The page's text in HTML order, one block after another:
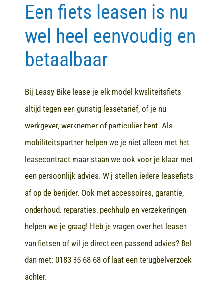
Contact
Een fiets leasen is nu
wel heel eenvoudig en
betaalbaar
Bij Leasy Bike lease je elk model kwaliteitsfiets
altijd tegen een gunstig leasetarief, of je nu
werkgever, werknemer of particulier bent. Als
mobiliteitspartner helpen we je niet alleen met het
leasecontract maar staan we ook voor je klaar met
een persoonlijk advies. Wij stellen iedere leasefiets
af op de berijder. Ook met accessoires, garantie,
onderhoud, reparaties, pechhulp en verzekeringen
helpen we je graag! Heb je vragen over het leasen
van fietsen of wil je direct een passend advies? Bel
dan met: 0183 35 68 68of laat een terugbelverzoek
achter.